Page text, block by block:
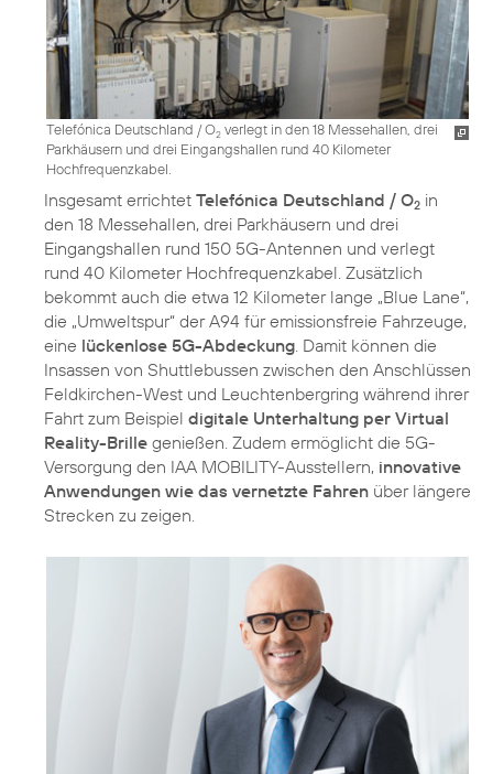
Telefónica Deutschland / O2 verlegt in den 18 Messehallen, drei
Parkhäusern und drei Eingangshallen rund 40 Kilometer
Hochfrequenzkabel.
Insgesamt errichtet Telefónica Deutschland / O2 in
den 18 Messehallen, drei Parkhäusern und drei
Eingangshallen rund 150 5G-Antennen und verlegt
rund 40 Kilometer Hochfrequenzkabel. Zusätzlich
bekommt auch die etwa 12 Kilometer lange „Blue Lane“,
die „Umweltspur“ der A94 für emissionsfreie Fahrzeuge,
eine lückenlose 5G-Abdeckung . Damit können die
Insassen von Shuttlebussen zwischen den Anschlüssen
Feldkirchen-West und Leuchtenbergring während ihrer
Fahrt zum Beispiel digitale Unterhaltung per Virtual
Reality-Brille genießen. Zudem ermöglicht die 5G-
Versorgung den IAA MOBILITY-Ausstellern, innovative
Anwendungen wie das vernetzte Fahren über längere
Strecken zu zeigen.